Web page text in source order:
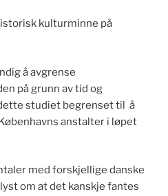
kulturminne på
å avgrense
på grunn av tid og
studiet begrenset til å
anstalter i løpet
med forskjellige danske
om at det kanskje fantes